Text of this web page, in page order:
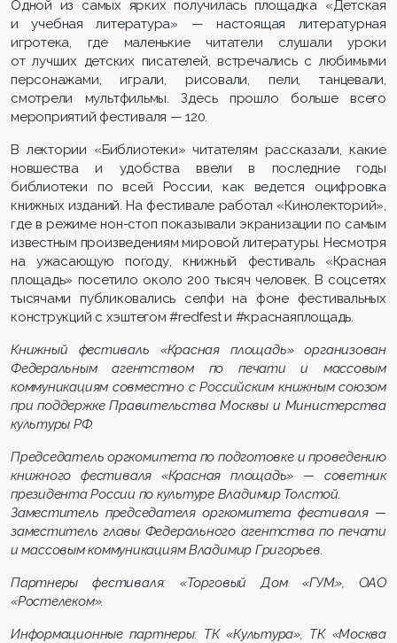
Одной из самых ярких получилась площадка «Детская
и учебная литература» — настоящая литературная
игротека, где маленькие читатели слушали уроки
от лучших детских писателей, встречались с любимыми
персонажами, играли, рисовали, пели, танцевали,
смотрели мультфильмы. Здесь прошло больше всего
мероприятий фестиваля — 120.
В лектории «Библиотеки» читателям рассказали, какие
новшества и удобства ввели в последние годы
библиотеки по всей России, как ведется оцифровка
книжных изданий. На фестивале работал «Кинолекторий»,
где в режиме нон-стоп показывали экранизации по самым
известным произведениям мировой литературы. Несмотря
на ужасающую погоду, книжный фестиваль «Красная
площадь» посетило около 200 тысяч человек. В соцсетях
тысячами публиковались селфи на фоне фестивальных
конструкций с хэштегом #redfest и #краснаяплощадь.
Книжный фестиваль «Красная площадь» организован
Федеральным агентством по печати и массовым
коммуникациям совместно с Российским книжным союзом
при поддержке Правительства Москвы и Министерства
культуры РФ.
Председатель оргкомитета по подготовке и проведению
книжного фестиваля «Красная площадь» — советник
президента России по культуре Владимир Толстой.
Заместитель председателя оргкомитета фестиваля —
заместитель главы Федерального агентства по печати
и массовым коммуникациям Владимир Григорьев.
Партнеры фестиваля: «Торговый Дом «ГУМ», ОАО
«Ростелеком».
Информационные партнеры: ТК «Культура», ТК «Москва